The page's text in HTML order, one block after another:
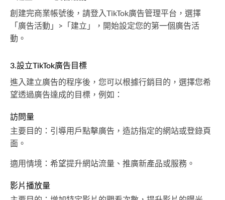
創建完商業帳號後，請登入TikTok廣告管理平台，選擇
「廣告活動」>「建立」，開始設定您的第一個廣告活
動。
3.設立TikTok廣告目標
進入建立廣告的程序後，您可以根據行銷目的，選擇您希
望透過廣告達成的目標，例如：
訪問量
主要目的：引導用戶點擊廣告，造訪指定的網站或登錄頁
面。
適用情境：希望提升網站流量、推廣新產品或服務。
影片播放量